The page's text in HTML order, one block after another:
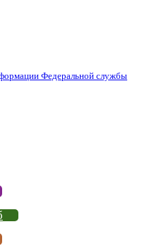
Федеральной службы